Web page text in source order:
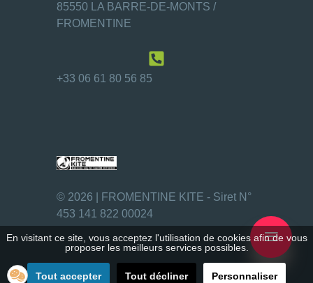
85550 LA BARRE-DE-MONTS /
FROMENTINE
+33 06 61 80 56 85
© 2026 |
FROMENTINE KITE - Siret N°
453 141 822 00024
En visitant ce site, vous acceptez l'utilisation de cookies afin de vous
proposer les meilleurs services possibles.
Tout accepter Tout décliner Personnaliser
≡